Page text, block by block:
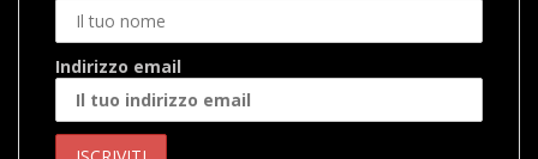
Indirizzo email